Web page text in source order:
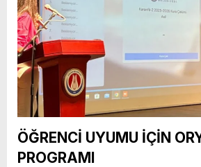
ÖĞRENCİ UYUMU İÇİN
PROGRAMI